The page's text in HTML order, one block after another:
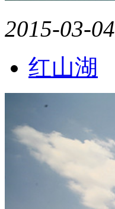
2015-03-04
红山湖